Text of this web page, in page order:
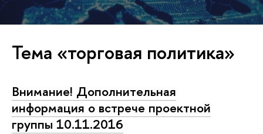
Тема «торговая политика»
Внимание! Дополнительная
информация о встрече проектной
группы 10.11.2016